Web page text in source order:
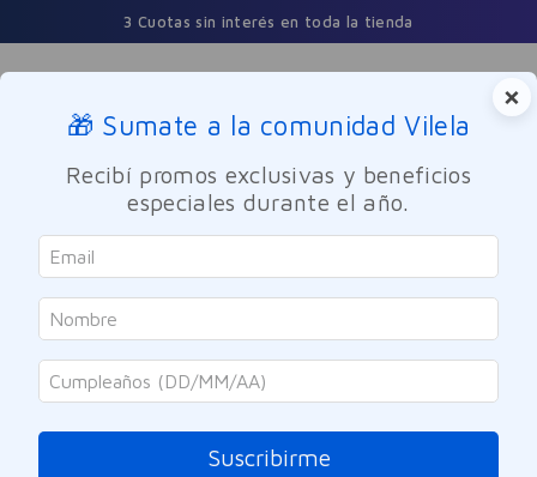
3 Cuotas sin interés en toda la tienda
Buscar
Cuidado Personal Cuidado del Cabello
×
🎁 Sumate a la comunidad Vilela
Recibí promos exclusivas y beneficios
especiales durante el año.
Suscribirme